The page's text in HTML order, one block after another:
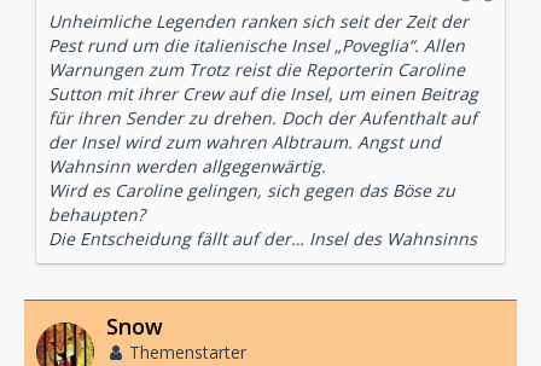
Unheimliche Legenden ranken sich seit der Zeit der
Pest rund um die italienische Insel „Poveglia“. Allen
Warnungen zum Trotz reist die Reporterin Caroline
Sutton mit ihrer Crew auf die Insel, um einen Beitrag
für ihren Sender zu drehen. Doch der Aufenthalt auf
der Insel wird zum wahren Albtraum. Angst und
Wahnsinn werden allgegenwärtig.
Wird es Caroline gelingen, sich gegen das Böse zu
behaupten?
Die Entscheidung fällt auf der… Insel des Wahnsinns
Snow
Themenstarter